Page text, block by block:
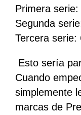
Primera
Segunda
Tercera serie:
Esto sería
Cuando
simplemente
marcas de